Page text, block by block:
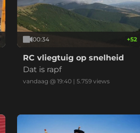
00:34 +52
RC vliegtuig op snelheid
Dat is rapf
vandaag @ 19:40| 5.759views